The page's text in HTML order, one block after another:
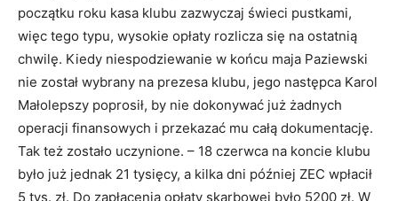
początku roku kasa klubu zazwyczaj świeci pustkami,
więc tego typu, wysokie opłaty rozlicza się na ostatnią
chwilę. Kiedy niespodziewanie w końcu maja Paziewski
nie został wybrany na prezesa klubu, jego następca Karol
Małolepszy poprosił, by nie dokonywać już żadnych
operacji finansowych i przekazać mu całą dokumentację.
Tak też zostało uczynione. – 18 czerwca na koncie klubu
było już jednak 21 tysięcy, a kilka dni później ZEC wpłacił
5 tys. zł. Do zapłacenia opłaty skarbowej było 5200 zł. W